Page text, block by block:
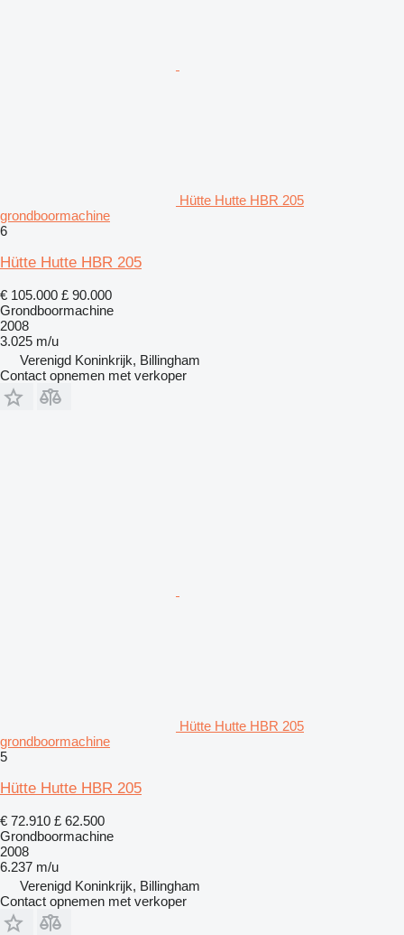
Hütte Hutte HBR 205
grondboormachine
6
Hütte Hutte HBR 205
€ 105.000 £ 90.000
Grondboormachine
2008
3.025 m/u
Verenigd Koninkrijk, Billingham
Contact opnemen met verkoper
Hütte Hutte HBR 205
grondboormachine
5
Hütte Hutte HBR 205
€ 72.910 £ 62.500
Grondboormachine
2008
6.237 m/u
Verenigd Koninkrijk, Billingham
Contact opnemen met verkoper